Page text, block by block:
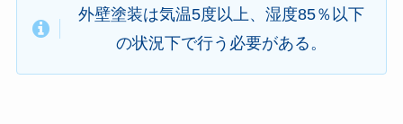
外壁塗装は気温5度以上、湿度85％以下
の状況下で行う必要がある。